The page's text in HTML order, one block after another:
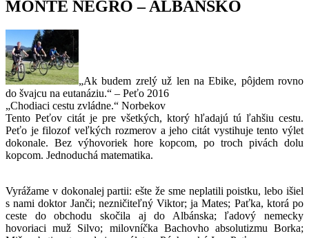
MONTE NEGRO – ALBÁNSKO
„Ak budem zrelý už len na Ebike, pôjdem rovno
do švajcu na eutanáziu.“ – Peťo 2016
„Chodiaci cestu zvládne.“ Norbekov
Tento Peťov citát je pre všetkých, ktorý hľadajú tú ľahšiu cestu.
Peťo je filozof veľkých rozmerov a jeho citát vystihuje tento výlet
dokonale. Bez výhovoriek hore kopcom, po troch pivách dolu
kopcom. Jednoduchá matematika.
Vyrážame v dokonalej partii: ešte že sme neplatili poistku, lebo išiel
s nami doktor Janči; nezničiteľný Viktor; ja Mates; Paťka, ktorá po
ceste do obchodu skočila aj do Albánska; ľadový nemecky
hovoriaci muž Silvo; milovníčka Bachovho absolutizmu Borka;